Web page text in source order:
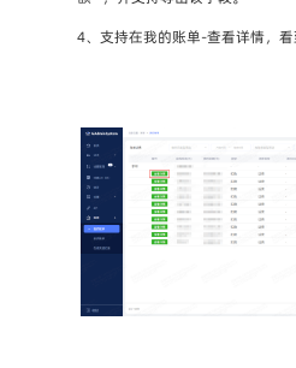
4、支持在我的账单-查看详情，